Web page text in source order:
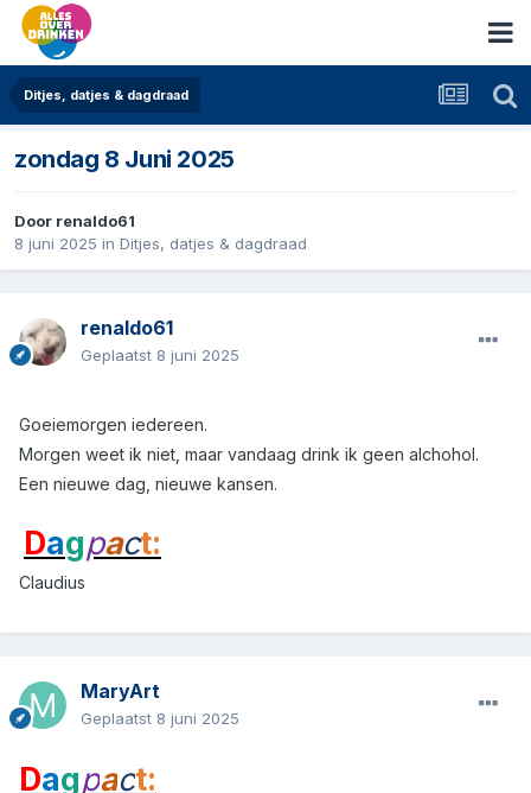
Ditjes, datjes & dagdraad
zondag 8 Juni 2025
Door renaldo61
8 juni 2025 in Ditjes, datjes & dagdraad
renaldo61
Geplaatst 8 juni 2025
Goeiemorgen iedereen.
Morgen weet ik niet, maar vandaag drink ik geen alchohol.
Een nieuwe dag, nieuwe kansen.
Dagpact:
Claudius
MaryArt
Geplaatst 8 juni 2025
Dagpact: